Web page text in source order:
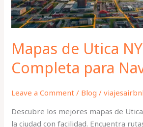
Mapas de Utica
Completa para
Leave a Comment / Blog /
Descubre los mejores mapas de
la ciudad con facilidad. Encuentra
Navegar